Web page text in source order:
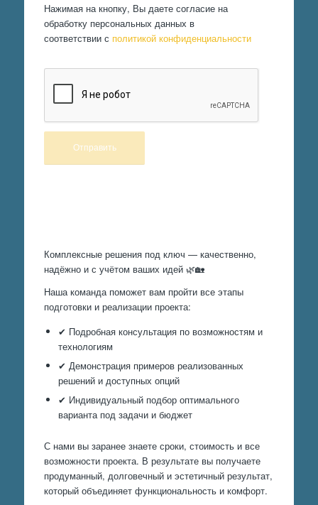
Нажимая на кнопку, Вы даете согласие на
обработку персональных данных в
соответствии с политикой конфиденциальности
Комплексные решения под ключ — качественно,
надёжно и с учётом ваших идей 🌿🏡
Наша команда поможет вам пройти все этапы
подготовки и реализации проекта:
✔ Подробная консультация по возможностям и
технологиям
✔ Демонстрация примеров реализованных
решений и доступных опций
✔ Индивидуальный подбор оптимального
варианта под задачи и бюджет
С нами вы заранее знаете сроки, стоимость и все
возможности проекта. В результате вы получаете
продуманный, долговечный и эстетичный результат,
который объединяет функциональность и комфорт.